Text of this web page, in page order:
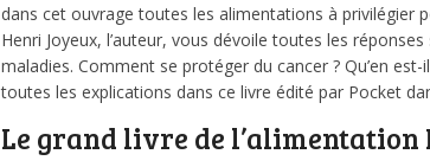
dans cet ouvrage toutes les alimentations à privilégier
Henri Joyeux, l’auteur, vous dévoile toutes les
maladies. Comment se protéger du cancer ? Qu’en
toutes les explications dans ce livre édité par Pocket
Le grand livre de l’alimentation